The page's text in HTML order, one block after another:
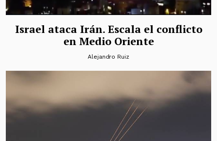
Israel ataca Irán. Escala el conflicto
en Medio Oriente
Alejandro Ruiz